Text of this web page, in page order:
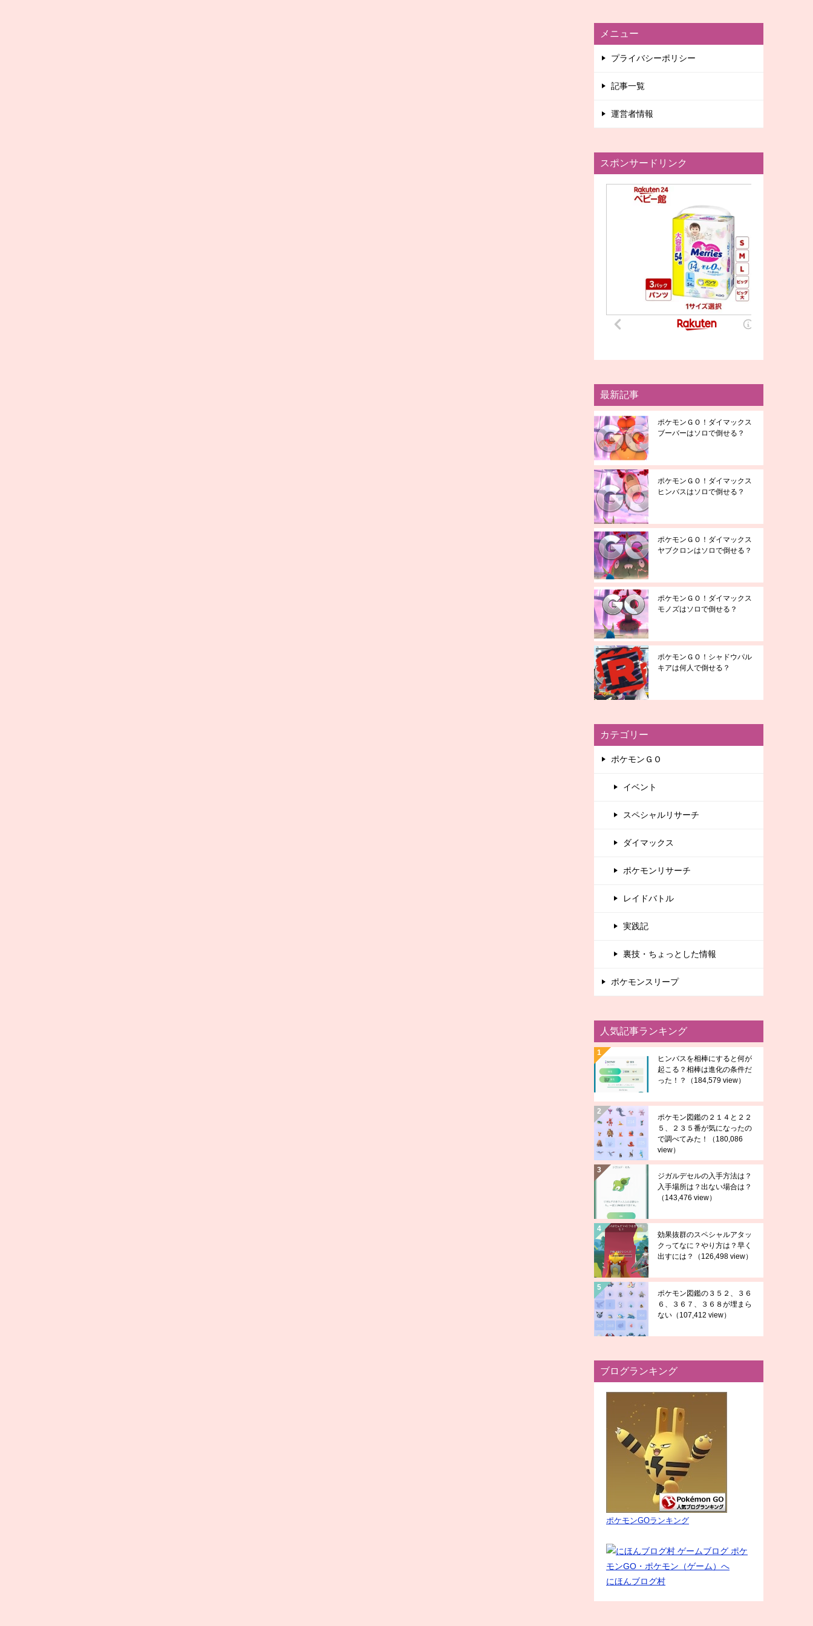
メニュー
プライバシーポリシー
記事一覧
運営者情報
スポンサードリンク
最新記事
ポケモンＧＯ！ダイマックス
ブーバーはソロで倒せる？
ポケモンＧＯ！ダイマックス
ヒンバスはソロで倒せる？
ポケモンＧＯ！ダイマックス
ヤブクロンはソロで倒せる？
ポケモンＧＯ！ダイマックス
モノズはソロで倒せる？
ポケモンＧＯ！シャドウパル
キアは何人で倒せる？
カテゴリー
ポケモンＧＯ
イベント
スペシャルリサーチ
ダイマックス
ポケモンリサーチ
レイドバトル
実践記
裏技・ちょっとした情報
ポケモンスリープ
人気記事ランキング
ヒンバスを相棒にすると何が
起こる？相棒は進化の条件だ
った！？
（184,579 view）
ポケモン図鑑の２１４と２２
５、２３５番が気になったの
で調べてみた！
（180,086
view）
ジガルデセルの入手方法は？
入手場所は？出ない場合は？
（143,476 view）
効果抜群のスペシャルアタッ
クってなに？やり方は？早く
出すには？
（126,498 view）
ポケモン図鑑の３５２、３６
６、３６７、３６８が埋まら
ない （107,412 view）
ブログランキング
ポケモンGOランキング
にほんブログ村